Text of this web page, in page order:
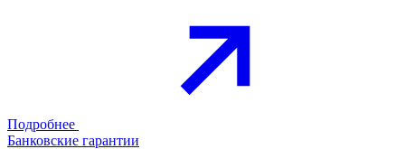
Подробнее
Банковские гарантии